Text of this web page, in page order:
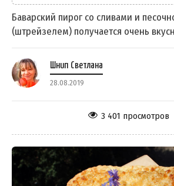
Баварский пирог со сливами и
(штрейзелем) получается очень
Шнип Светлана
28.08.2019
3 401 просмотров